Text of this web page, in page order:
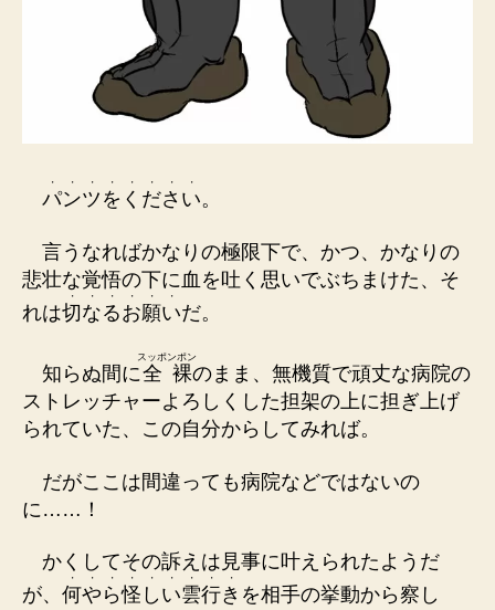
パ
・
ン
・
ツ
・
を
・
く
・
だ
・
さ
・
い
・
。
言うなればかなりの極限下で、かつ、かなりの
悲壮な覚悟の下に血を吐く思いでぶちまけた、そ
れは切
・
な
・
る
・
お
・
願
・
い
・
だ。
知らぬ間に全裸
スッポンポン
のまま、無機質で頑丈な病院の
ストレッチャーよろしくした担架の上に担ぎ上げ
られていた、この自分からしてみれば。
だがここは間違っても病院などではないの
に……！
かくしてその訴えは見事に叶えられたようだ
が、 何
・
や
・
ら
・
怪
・
し
・
い
・
雲
・
行
・
き
・
を相手の挙動から察し